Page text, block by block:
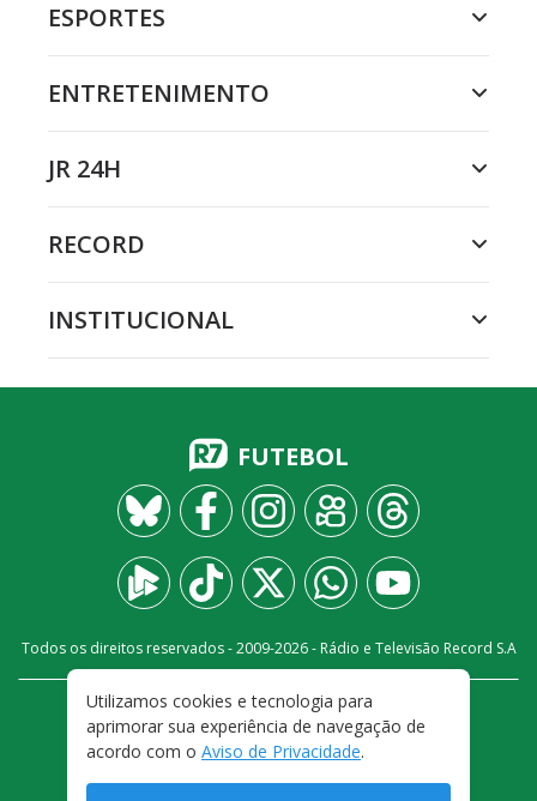
ESPORTES
ENTRETENIMENTO
JR 24H
RECORD
INSTITUCIONAL
FUTEBOL
Todos os direitos reservados - 2009-2026- Rádio e Televisão Record S.A
FALE CONOSCO
PRIVACIDADE
TERMOS E CONDIÇÕES DE USO
Utilizamos cookies e tecnologia para
aprimorar sua experiência de navegação de
acordo com o Aviso de Privacidade.